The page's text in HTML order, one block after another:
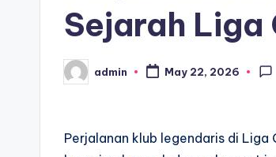
Sejarah Liga
Posted
by
admin May 22, 2026
Perjalanan klub legendaris di